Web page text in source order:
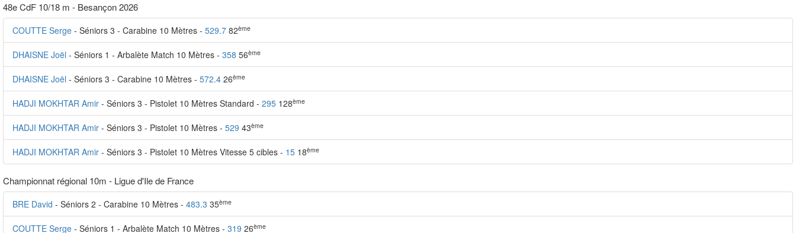
48e CdF 10/18 m - Besançon 2026
COUTTE Serge - Séniors 3 - Carabine 10 Mètres - 529.7 82ème
DHAISNE Joël - Séniors 1 - Arbalète Match 10 Mètres - 358 56ème
DHAISNE Joël - Séniors 3 - Carabine 10 Mètres - 572.4 26ème
HADJI MOKHTAR Amir - Séniors 3 - Pistolet 10 Mètres Standard - 295 128ème
HADJI MOKHTAR Amir - Séniors 3 - Pistolet 10 Mètres - 529 43ème
HADJI MOKHTAR Amir - Séniors 3 - Pistolet 10 Mètres Vitesse 5 cibles - 15 18ème
Championnat régional 10m - Ligue d'Ile de France
BRE David - Séniors 2 - Carabine 10 Mètres - 483.3 35ème
COUTTE Serge - Séniors 1 - Arbalète Match 10 Mètres - 319 26ème